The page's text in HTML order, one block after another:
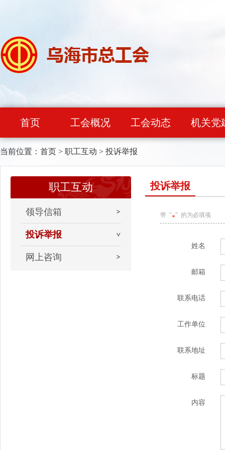
首页 工会概况 工会动态 机关党
当前位置： 首页 > 职工互动 > 投诉举报
职工互动
领导信箱
投诉举报
网上咨询
投诉举报
带 "*" 的为必填项
姓名
邮箱
联系电话
工作单位
联系地址
标题
内容